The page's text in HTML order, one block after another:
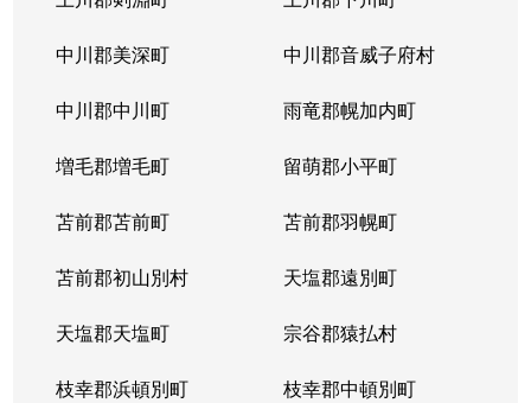
中川郡美深町 中川郡音威子府村
中川郡中川町 雨竜郡幌加内町
増毛郡増毛町 留萌郡小平町
苫前郡苫前町 苫前郡羽幌町
苫前郡初山別村 天塩郡遠別町
天塩郡天塩町 宗谷郡猿払村
枝幸郡浜頓別町 枝幸郡中頓別町